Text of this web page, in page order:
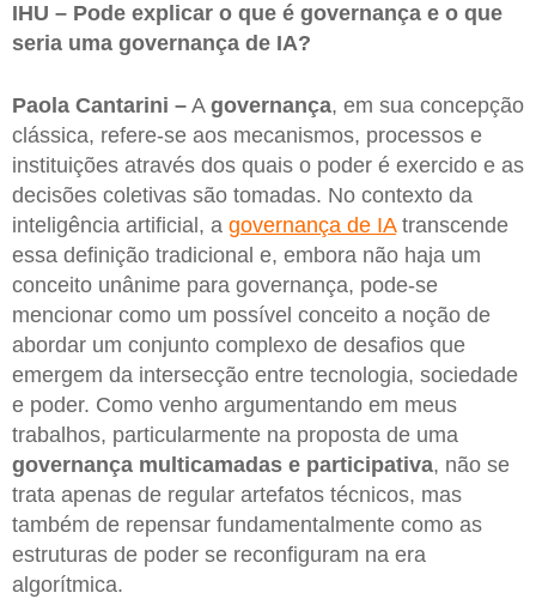
IHU – Pode explicar o que é governança e o que
seria uma governança de IA?
Paola Cantarini – A governança, em sua concepção
clássica, refere-se aos mecanismos, processos e
instituições através dos quais o poder é exercido e as
decisões coletivas são tomadas. No contexto da
inteligência artificial, a governança de IAtranscende
essa definição tradicional e, embora não haja um
conceito unânime para governança, pode-se
mencionar como um possível conceito a noção de
abordar um conjunto complexo de desafios que
emergem da intersecção entre tecnologia, sociedade
e poder. Como venho argumentando em meus
trabalhos, particularmente na proposta de uma
governança multicamadas e participativa, não se
trata apenas de regular artefatos técnicos, mas
também de repensar fundamentalmente como as
estruturas de poder se reconfiguram na era
algorítmica.